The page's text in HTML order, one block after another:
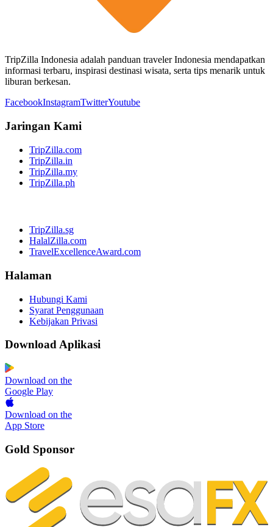
TripZilla Indonesia adalah panduan traveler Indonesia mendapatkan
informasi terbaru, inspirasi destinasi wisata, serta tips menarik untuk
liburan berkesan.
FacebookInstagramTwitterYoutube
Jaringan Kami
TripZilla.com
TripZilla.in
TripZilla.my
TripZilla.ph
TripZilla.sg
HalalZilla.com
TravelExcellenceAward.com
Halaman
Hubungi Kami
Syarat Penggunaan
Kebijakan Privasi
Download Aplikasi
Download on the
Google Play
Download on the
App Store
Gold Sponsor